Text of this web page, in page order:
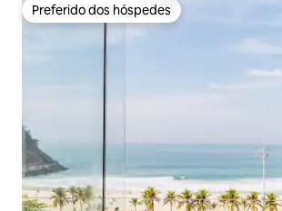
Preferido dos hóspedes
Preferido dos hóspedes